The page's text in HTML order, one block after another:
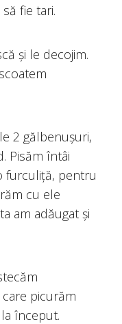
fie tari.
și le decojim.
2 gălbenușuri,
Pisăm întâi
furculiță, pentru
cu ele
am adăugat și
picurăm
început.